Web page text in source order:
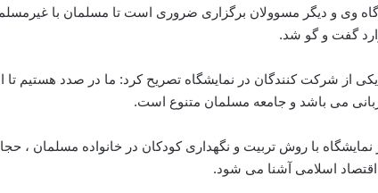
وی و دیگر مسوولان برگزاری ضروری است تا مسلمان با
گفت و گو شد.
از شرکت کنندگان در نمایشگاه تصریح کرد: ما در صدد هستیم تا
می باشد و جامعه مسلمان متنوع است.
نمایشگاه با روش تربیت و نگهداری کودکان در خانواده مسلمان
اسلامی آشنا می شود.